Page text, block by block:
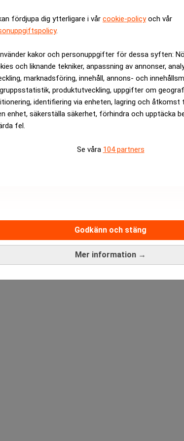
fördjupa dig ytterligare i vår cookie-policyoch vår
.
kakor och personuppgifter för dessa syften:
och liknande tekniker, anpassning av annonser,
marknadsföring, innehåll, annons- och
produktutveckling, uppgifter om
identifiering via enheten, lagring och
enhet, säkerställa säkerhet, förhindra och upptäcka
fel.
Se våra 104 partners
Mer information →
Godkänn och stäng
Sandviks aktie handlades ned något i
är kostnadsfritt: Prenumerera
Medarbetare
ANNONS